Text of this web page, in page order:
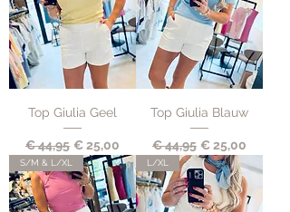
Top Giulia Geel
Normale prijs
€ 44,95 Verkoopprijs
€ 25,00
Top Giulia Blauw
Normale prijs
€ 44,95 Verkoopprijs
€ 25,00
S/M & L/XL L/XL